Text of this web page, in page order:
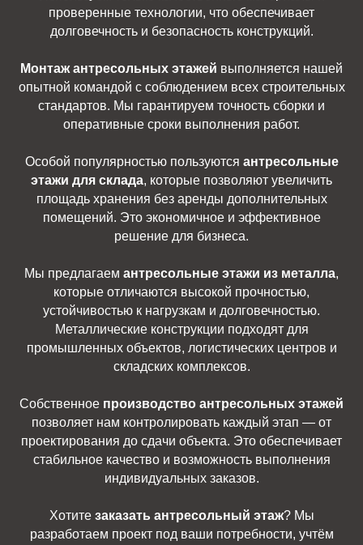
проверенные технологии, что обеспечивает
долговечность и безопасность конструкций.
Монтаж антресольных этажей выполняется нашей
опытной командой с соблюдением всех строительных
стандартов. Мы гарантируем точность сборки и
оперативные сроки выполнения работ.
Особой популярностью пользуются антресольные
этажи для склада, которые позволяют увеличить
площадь хранения без аренды дополнительных
помещений. Это экономичное и эффективное
решение для бизнеса.
Мы предлагаем антресольные этажи из металла,
которые отличаются высокой прочностью,
устойчивостью к нагрузкам и долговечностью.
Металлические конструкции подходят для
промышленных объектов, логистических центров и
складских комплексов.
Собственное производство антресольных этажей
позволяет нам контролировать каждый этап — от
проектирования до сдачи объекта. Это обеспечивает
стабильное качество и возможность выполнения
индивидуальных заказов.
Хотите заказать антресольный этаж? Мы
разработаем проект под ваши потребности, учтём